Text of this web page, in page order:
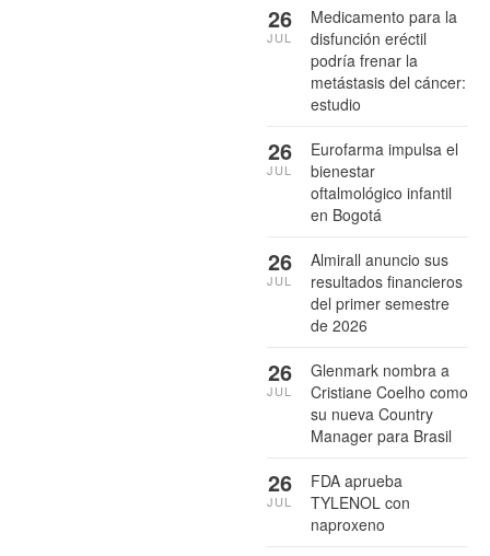
Medicamento para la
disfunción eréctil
podría frenar la
metástasis del cáncer:
estudio
26
JUL
Eurofarma impulsa el
bienestar
oftalmológico infantil
en Bogotá
26
JUL
Almirall anuncio sus
resultados financieros
del primer semestre
de 2026
26
JUL
Glenmark nombra a
Cristiane Coelho como
su nueva Country
Manager para Brasil
26
JUL
FDA aprueba
TYLENOL con
naproxeno
26
JUL